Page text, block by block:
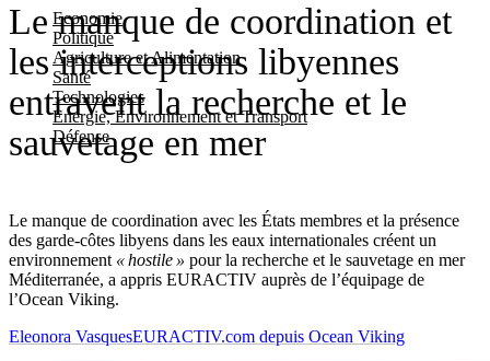
Economie
Politique
Agriculture et Alimentation
Santé
Technologies
Energie, Environnement et Transport
Défense
Le manque de coordination et
les interceptions libyennes
entravent la recherche et le
sauvetage en mer
Le manque de coordination avec les États membres et la présence
des garde-côtes libyens dans les eaux internationales créent un
environnement « hostile » pour la recherche et le sauvetage en mer
Méditerranée, a appris EURACTIV auprès de l’équipage de
l’Ocean Viking.
Eleonora VasquesEURACTIV.com depuis Ocean Viking